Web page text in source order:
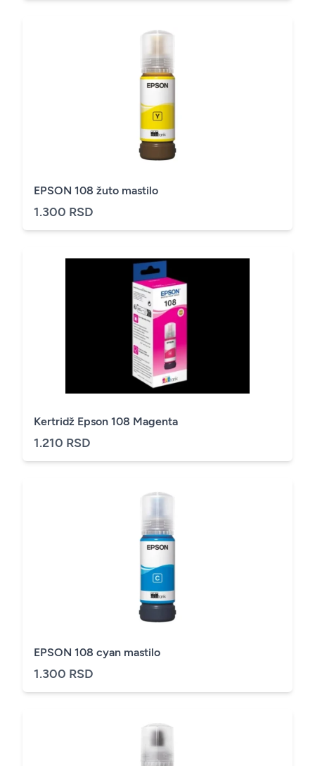
EPSON 108 žuto mastilo
1.300 RSD
Kertridž Epson 108 Magenta
1.210 RSD
EPSON 108 cyan mastilo
1.300 RSD